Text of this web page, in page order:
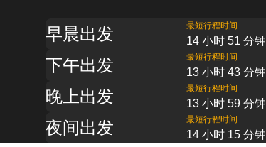
早晨出发 最短行程时间
14 小时 51 分钟
下午出发 最短行程时间
13 小时 43 分钟
晚上出发 最短行程时间
13 小时 59 分钟
夜间出发 最短行程时间
14 小时 15 分钟